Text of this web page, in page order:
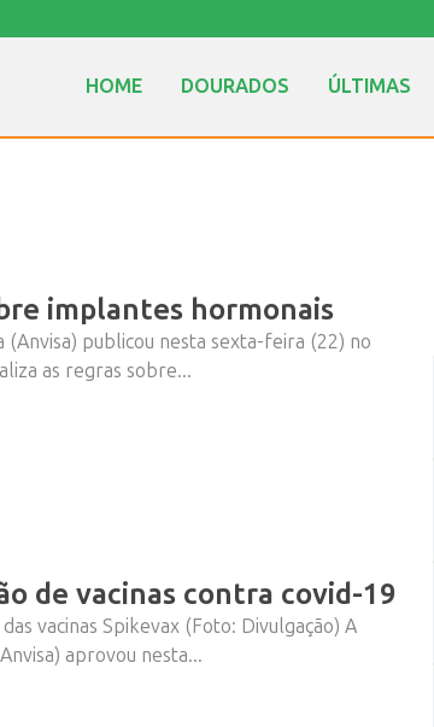
HOME DOURADOS ÚLTIMAS
implantes hormonais
(Anvisa) publicou nesta sexta-feira (22) no
as regras sobre...
de vacinas contra covid-19
vacinas Spikevax (Foto: Divulgação) A
aprovou nesta...